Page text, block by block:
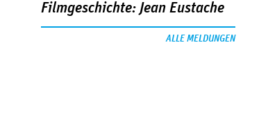
Filmgeschichte: Jean Eustache
ALLE MELDUNGEN